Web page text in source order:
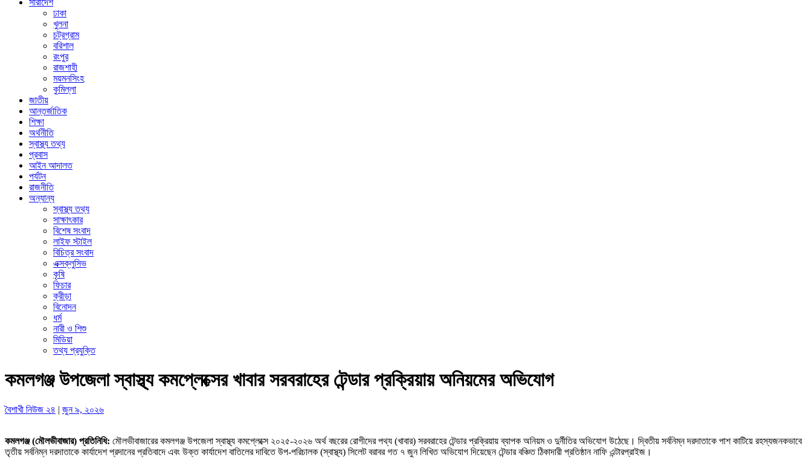
ঢাকা
খুলনা
চট্রগ্রাম
বরিশাল
রংপুর
রাজশাহী
ময়মনসিংহ
কুমিল্লা
জাতীয়
আন্তর্জাতিক
শিক্ষা
অর্থনীতি
স্বাস্থ্য তথ্য
প্রবাস
আইন আদালত
পর্যটন
রাজনীতি
অন্যান্য
স্বাস্থ্য তথ্য
সাক্ষাৎকার
বিশেষ সংবাদ
লাইফ স্টাইল
বিচিত্র সংবাদ
এক্সক্লুসিভ
কৃষি
ফিচার
ক্রীড়া
বিনোদন
ধর্ম
নারী ও শিশু
মিডিয়া
তথ্য প্রযুক্তি
কমলগঞ্জ উপজেলা স্বাস্থ্য কমপ্লেক্সের খাবার সরবরাহের টেন্ডার প্রক্রিয়ায় অনিয়মের অভিযোগ
বৈশাখী নিউজ ২৪ | জুন ৯, ২০২৬
কমলগঞ্জ (মৌলভীবাজার) প্রতিনিধি: মৌলভীবাজারের কমলগঞ্জ উপজেলা স্বাস্থ্য কমপ্লেক্সে ২০২৫-২০২৬ অর্থ বছরের রোগীদের পথ্য (খাবার) সরবরাহের টেন্ডার প্রক্রিয়ায় ব্যাপক অনিয়ম ও দুর্নীতির অভিযোগ উঠেছে। দ্বিতীয় সর্বনিম্ন দরদাতাকে পাশ কাটিয়ে রহস্যজনকভাবে
তৃতীয় সর্বনিম্ন দরদাতাকে কার্যাদেশ প্রদানের প্রতিবাদে এবং উক্ত কার্যাদেশ বাতিলের দাবিতে উপ-পরিচালক (স্বাস্থ্য) সিলেট বরাবর গত ৭ জুন লিখিত অভিযোগ দিয়েছেন টেন্ডার বঞ্চিত ঠিকাদারী প্রতিষ্ঠান নাফি এন্টারপ্রাইজ।